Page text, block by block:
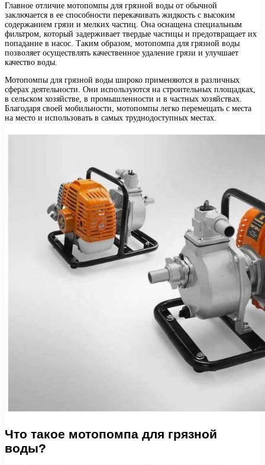
Главное отличие мотопомпы для грязной воды от обычной
заключается в ее способности перекачивать жидкость с высоким
содержанием грязи и мелких частиц. Она оснащена специальным
фильтром, который задерживает твердые частицы и предотвращает их
попадание в насос. Таким образом, мотопомпа для грязной воды
позволяет осуществлять качественное удаление грязи и улучшает
качество воды.
Мотопомпы для грязной воды широко применяются в различных
сферах деятельности. Они используются на строительных площадках,
в сельском хозяйстве, в промышленности и в частных хозяйствах.
Благодаря своей мобильности, мотопомпы легко перемещать с места
на место и использовать в самых труднодоступных местах.
Что такое мотопомпа для грязной
воды?